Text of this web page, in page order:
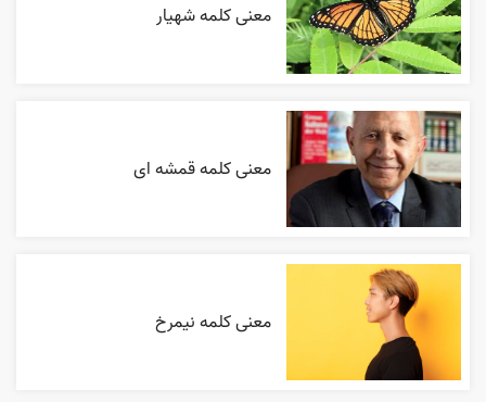
معنی کلمه شهیار
معنی کلمه قمشه ای
معنی کلمه نیمرخ